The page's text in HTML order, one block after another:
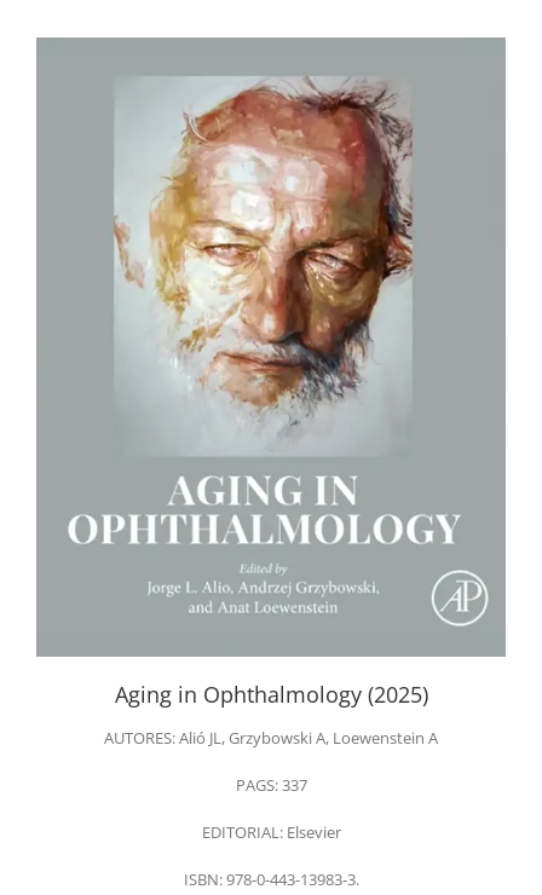
Aging in Ophthalmology (2025)
AUTORES: Alió JL, Grzybowski A, Loewenstein A
PAGS: 337
EDITORIAL: Elsevier
ISBN: 978-0-443-13983-3.